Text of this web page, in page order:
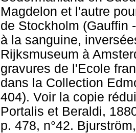
Magdelon et l'autre
de Stockholm (Gauffin
à la sanguine,
Rijksmuseum à
gravures de l'Ecole
dans la Collection
404). Voir la copie
Portalis et Beraldi,
p. 478, n°42.